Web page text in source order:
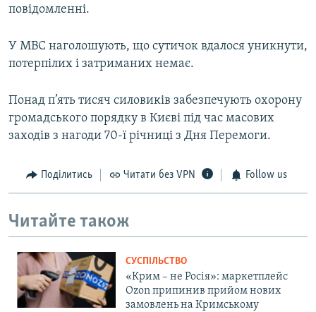
повідомленні.
У МВС наголошують, що сутичок вдалося уникнути,
потерпілих і затриманих немає.
Понад п’ять тисяч силовиків забезпечують охорону
громадського порядку в Києві під час масових
заходів з нагоди 70-ї річниці з Дня Перемоги.
Поділитись Читати без VPN Follow us
Читайте також
СУСПІЛЬСТВО
«Крим – не Росія»: маркетплейс
Ozon припинив прийом нових
замовлень на Кримському